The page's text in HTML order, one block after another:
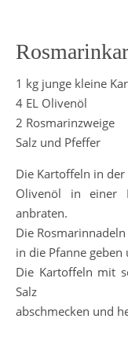
1 kg junge kleine
4 EL Olivenöl
2 Rosmarinzweige
Salz und Pfeffer
Die Kartoffeln in der
Olivenöl in einer
anbraten.
Die
in die Pfanne
Die Kartoffeln mit
Salz
abschmecken und